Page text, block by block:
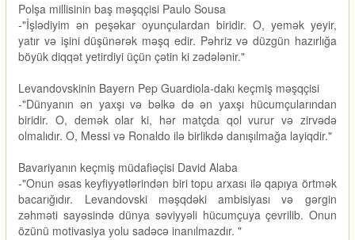
Polşa millisinin baş məşqçisi Paulo Sousa
-"İşlədiyim ən peşəkar oyunçulardan biridir. O, yemək yeyir,
yatır və işini düşünərək məşq edir. Pəhriz və düzgün hazırlığa
böyük diqqət yetirdiyi üçün çətin ki zədələnir."
Levandovskinin Bayern Pep Guardiola-dakı keçmiş məşqçisi
-"Dünyanın ən yaxşı və bəlkə də ən yaxşı hücumçularından
biridir. O, demək olar ki, hər matçda qol vurur və zirvədə
olmalıdır. O, Messi və Ronaldo ilə birlikdə danışılmağa layiqdir."
Bavariyanın keçmiş müdafiəçisi David Alaba
-"Onun əsas keyfiyyətlərindən biri topu arxası ilə qapıya örtmək
bacarığıdır. Levandovski məşqdəki ambisiyası və gərgin
zəhməti sayəsində dünya səviyyəli hücumçuya çevrilib. Onun
özünü motivasiya yolu sadəcə inanılmazdır. "